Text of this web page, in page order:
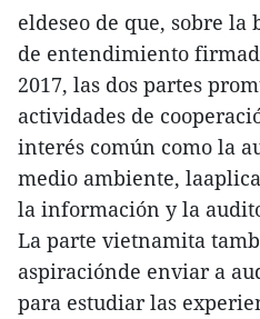
eldeseo de que, sobre la
de entendimiento
2017, las dos partes
actividades de
interés común como la
medio ambiente,
la información y la
La parte vietnamita
aspiraciónde enviar a
para estudiar las